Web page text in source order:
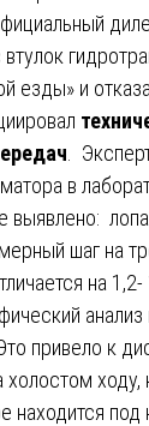
втулок
езды» и
.
в
шаг на
на
анализ
привело к
ходу,
находится